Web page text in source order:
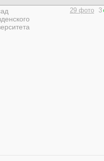
29 фото 3